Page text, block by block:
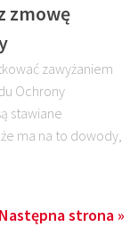
zmowę
zawyżaniem
Ochrony
stawiane
ma na to dowody,
Następna strona »